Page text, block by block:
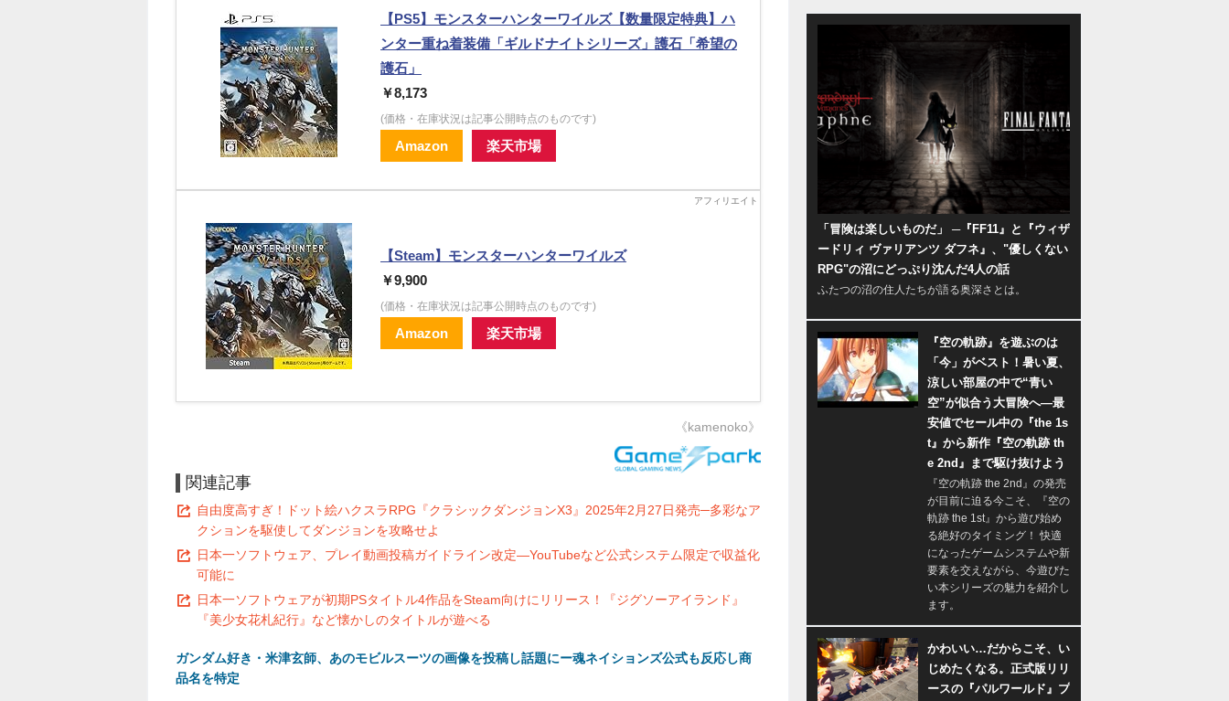
【PS5】モンスターハンターワイルズ【数量限定特典】ハ
ンター重ね着装備「ギルドナイトシリーズ」護石「希望の
護石」
￥8,173
(価格・在庫状況は記事公開時点のものです)
Amazon 楽天市場
【Steam】モンスターハンターワイルズ
￥9,900
(価格・在庫状況は記事公開時点のものです)
Amazon 楽天市場
《kamenoko》
関連記事
自由度高すぎ！ドット絵ハクスラRPG『クラシックダンジョンX3』2025年2月27日発売─多彩なア
クションを駆使してダンジョンを攻略せよ
日本一ソフトウェア、プレイ動画投稿ガイドライン改定―YouTubeなど公式システム限定で収益化
可能に
日本一ソフトウェアが初期PSタイトル4作品をSteam向けにリリース！『ジグソーアイランド』
『美少女花札紀行』など懐かしのタイトルが遊べる
ガンダム好き・米津玄師、あのモビルスーツの画像を投稿し話題にー魂ネイションズ公式も反応し商
品名を特定
「冒険は楽しいものだ」 ─『FF11』と『ウィザ
ードリィ ヴァリアンツ ダフネ』、"優しくない
RPG"の沼にどっぷり沈んだ4人の話
ふたつの沼の住人たちが語る奥深さとは。
『空の軌跡』を遊ぶのは
「今」がベスト！暑い夏、
涼しい部屋の中で“青い
空”が似合う大冒険へ―最
安値でセール中の『the 1s
t』から新作『空の軌跡 th
e 2nd』まで駆け抜けよう
『空の軌跡 the 2nd』の発売
が目前に迫る今こそ、『空の
軌跡 the 1st』から遊び始め
る絶好のタイミング！ 快適
になったゲームシステムや新
要素を交えながら、今遊びた
い本シリーズの魅力を紹介し
ます。
かわいい…だからこそ、い
じめたくなる。正式版リリ
ースの『パルワールド』プ